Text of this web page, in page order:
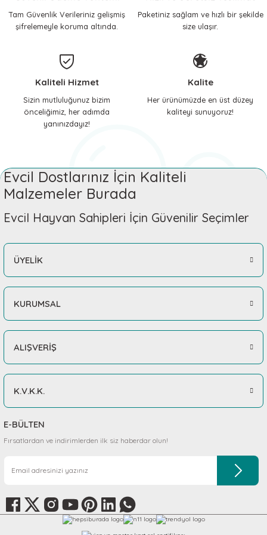
ve Soğutucu Matlar
Tam Güvenlik Verileriniz gelişmiş
şifrelemeyle koruma altında.
Paketiniz sağlam ve hızlı bir şekilde
size ulaşır.
Kaliteli Hizmet
Sizin mutluluğunuz bizim
önceliğimiz, her adımda
yanınızdayız!
Kalite
Her ürünümüzde en üst düzey
kaliteyi sunuyoruz!
Evcil Dostlarınız İçin Kaliteli
Malzemeler Burada
Evcil Hayvan Sahipleri İçin Güvenilir Seçimler
ÜYELİK
KURUMSAL
ALIŞVERİŞ
K.V.K.K.
E-BÜLTEN
Fırsatlardan ve indirimlerden ilk siz haberdar olun!